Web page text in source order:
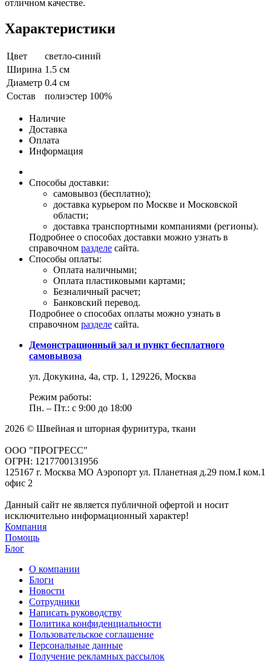
отличном качестве.
Характеристики
Цвет
светло-синий
Ширина 1.5 см
Диаметр 0.4 см
Состав
полиэстер 100%
Наличие
Доставка
Оплата
Информация
Способы доставки:
самовывоз (бесплатно);
доставка курьером по Москве и Московской
области;
доставка транспортными компаниями (регионы).
Подробнее о способах доставки можно узнать в
справочном разделе сайта.
Способы оплаты:
Оплата наличными;
Оплата пластиковыми картами;
Безналичный расчет;
Банковский перевод.
Подробнее о способах оплаты можно узнать в
справочном разделе сайта.
Демонстрационный зал и пункт бесплатного
самовывоза
ул. Докукина, 4а, стр. 1, 129226, Москва
Режим работы:
Пн. – Пт.: с 9:00 до 18:00
2026 © Швейная и шторная фурнитура, ткани
ООО "ПРОГРЕСС"
ОГРН: 1217700131956
125167 г. Москва МО Аэропорт ул. Планетная д.29 пом.I ком.1
офис 2
Данный сайт не является публичной офертой и носит
исключительно информационный характер!
Компания
Помощь
Блог
О компании
Блоги
Новости
Сотрудники
Написать руководству
Политика конфиденциальности
Пользовательское соглашение
Персональные данные
Получение рекламных рассылок